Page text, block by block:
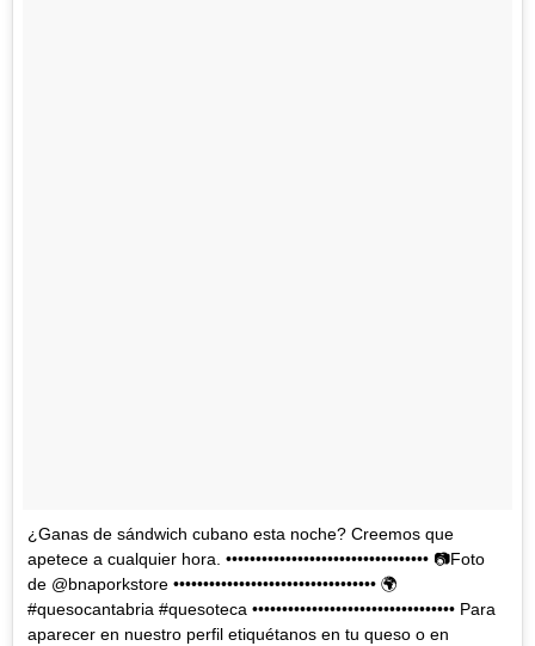
¿Ganas de sándwich cubano esta noche? Creemos que
apetece a cualquier hora. •••••••••••••••••••••••••••••••••• 📷Foto
de @bnaporkstore •••••••••••••••••••••••••••••••••• 🌍
#quesocantabria #quesoteca •••••••••••••••••••••••••••••••••• Para
aparecer en nuestro perfil etiquétanos en tu queso o en